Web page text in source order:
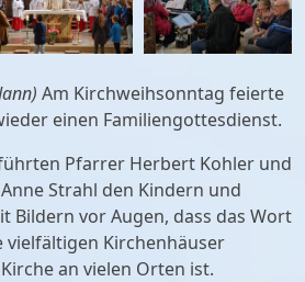
Am Kirchweihsonntag feierte
einen Familiengottesdienst.
Pfarrer Herbert Kohler und
Strahl den Kindern und
Bildern vor Augen, dass das Wort
vielfältigen Kirchenhäuser
an vielen Orten ist.